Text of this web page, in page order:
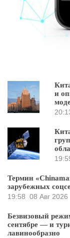
и
Термин
зарубежных
19:58 08 Авг 2026
Безвизовый
сентябре — и
лавинообразно